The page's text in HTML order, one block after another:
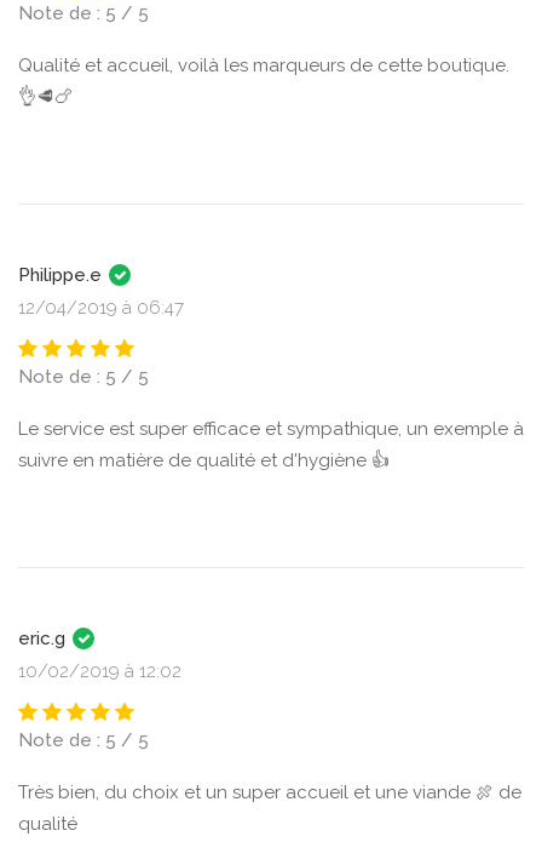
Note de : 5 / 5
Qualité et accueil, voilà les marqueurs de cette boutique.
👌🥩🍗
Philippe.e
12/04/2019 à 06:47
Note de : 5 / 5
Le service est super efficace et sympathique, un exemple à
suivre en matière de qualité et d'hygiène 👍
eric.g
10/02/2019 à 12:02
Note de : 5 / 5
Très bien, du choix et un super accueil et une viande 🍖 de
qualité